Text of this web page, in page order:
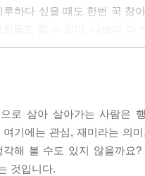
하다 싶을 때도 한번 꾹 참
좋아하는지, 어떤 일을 할
행복하게!
를 알려 주는 책
로 삼아 살아가는 사람은
여기에는 관심, 재미라는 의
해 볼 수도 있지 않을까요
것입니다.